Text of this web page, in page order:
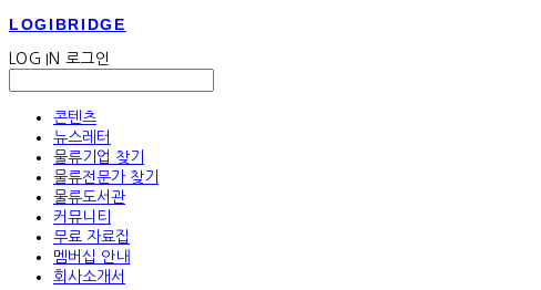
LOGIBRIDGE
LOG IN 로그인
콘텐츠
뉴스레터
물류기업 찾기
물류전문가 찾기
물류도서관
커뮤니티
무료 자료집
멤버십 안내
회사소개서